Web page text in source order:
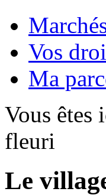
Vos
Ma
Vous êtes
fleuri
Le